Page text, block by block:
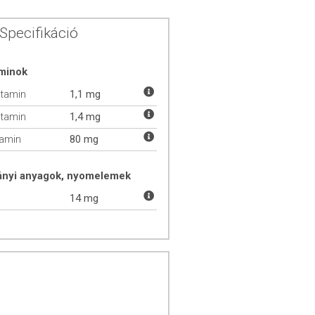
Specifikáció
1,1 mg
1,4 mg
80 mg
anyagok, nyomelemek
14 mg